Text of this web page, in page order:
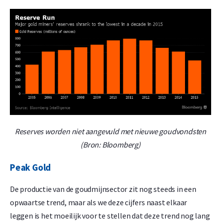
Reserves worden niet aangevuld met nieuwe goudvondsten
(Bron: Bloomberg)
Peak Gold
De productie van de goudmijnsector zit nog steeds in een
opwaartse trend, maar als we deze cijfers naast elkaar
leggen is het moeilijk voor te stellen dat deze trend nog lang